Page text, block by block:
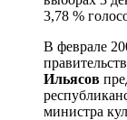
3,78 %
В феврале
Ильясов
министра